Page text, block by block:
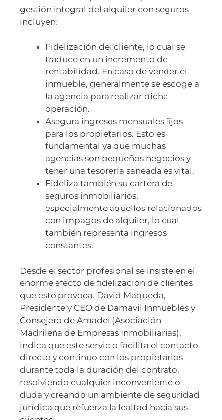
gestión integral del alquiler con seguros
incluyen:
Fidelización del cliente, lo cual se
traduce en un incremento de
rentabilidad. En caso de vender el
inmueble, generalmente se escoge a
la agencia para realizar dicha
operación.
Asegura ingresos mensuales fijos
para los propietarios. Esto es
fundamental ya que muchas
agencias son pequeños negocios y
tener una tesorería saneada es vital.
Fideliza también su cartera de
seguros inmobiliarios,
especialmente aquellos relacionados
con impagos de alquiler, lo cual
también representa ingresos
constantes.
Desde el sector profesional se insiste en el
enorme efecto de fidelización de clientes
que esto provoca. David Maqueda,
Presidente y CEO de Damavil Inmuebles y
Consejero de Amadei (Asociación
Madrileña de Empresas Inmobiliarias),
indica que este servicio facilita el contacto
directo y continuo con los propietarios
durante toda la duración del contrato,
resolviendo cualquier inconveniente o
duda y creando un ambiente de seguridad
jurídica que refuerza la lealtad hacia sus